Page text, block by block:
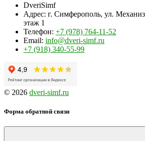
DveriSimf
Адрес: г. Симферополь, ул.
этаж 1
Телефон: +7 (978) 764-11-52
Email: info@dveri-simf.ru
+7 (918) 340-55-99
© 2026 dveri-simf.ru
Форма обратной связи